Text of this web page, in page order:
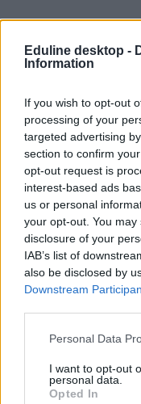
Eduline desktop -
Information
If you wish to opt-out
processing of your
targeted advertising
section to confirm
opt-out request is
interest-based ads
us or personal
your opt-out. You
disclosure of your
IAB’s list of
also be disclosed by
Downstream
Personal Data
I want to opt-out
personal data.
Opted In
középszintű
érettségi
emelt szintű érettségi
belföld
érettségi 2020
érettségi 2019
őszi érettségi 2019